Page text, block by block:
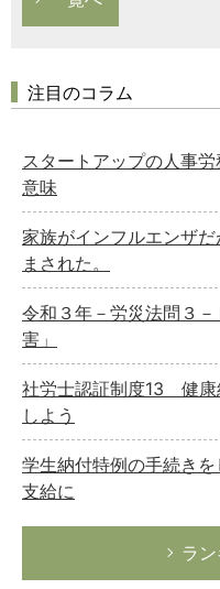
注目のコラム
スタートアップの人事
意味
家族がインフルエンザ
まされた。
令和３年－労災法問３
害」
社労士認証制度13 健康
しよう
学生納付特例の手続き
支給に
ラ